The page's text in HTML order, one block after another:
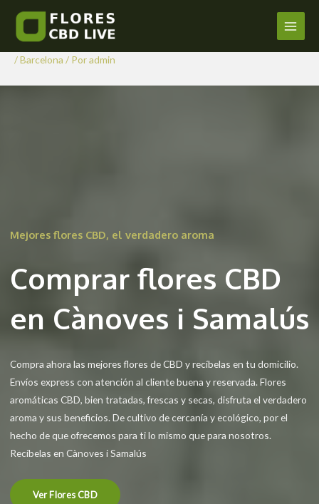
contenido
Main
Comprar Flores CBD en
Cànoves i Samalús
/Barcelona / Poradmin
Mejores flores CBD, el verdadero aroma
Comprar flores CBD
en Cànoves i Samalús
Compra ahora las mejores flores de CBD y recíbelas en tu domicilio.
Envíos express con atención al cliente buena y reservada. Flores
aromáticas CBD, bien tratadas, frescas y secas, disfruta el verdadero
aroma y sus beneficios. De cultivo de cercanía y ecológico, por el
hecho de que ofrecemos para ti lo mismo que para nosotros.
Recíbelas en Cànoves i Samalús
Ver Flores CBD